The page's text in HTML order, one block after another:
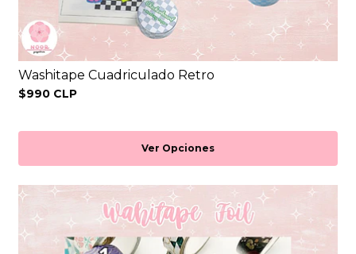
Washitape Cuadriculado Retro
$990 CLP
Ver Opciones